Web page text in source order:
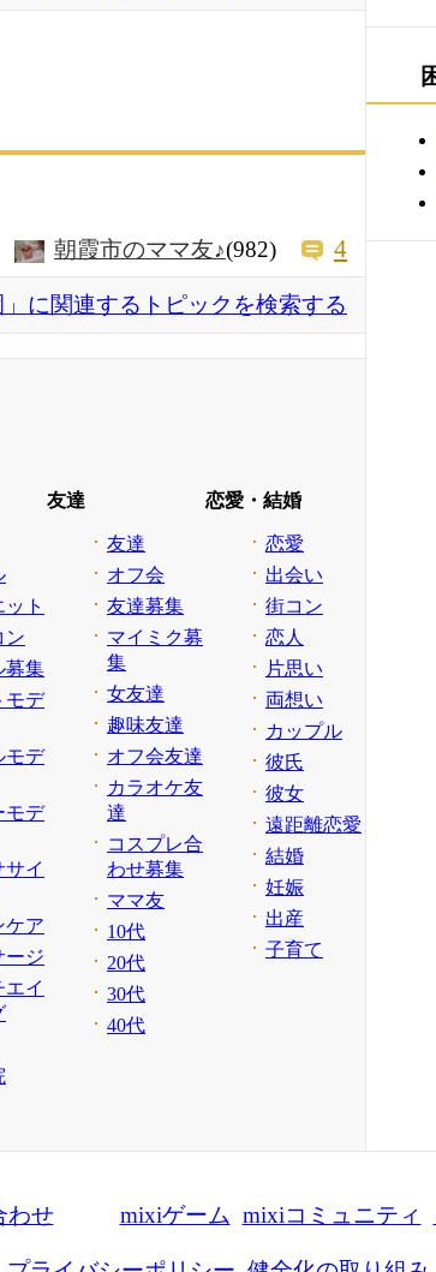
朝霞市のママ友♪(982) 4
」に関連するトピックを検索する
ット
ン
募集
モデ
モデ
モデ
サイ
ケア
ージ
エイ
友達
友達
オフ会
友達募集
マイミク募
集
女友達
趣味友達
オフ会友達
カラオケ友
達
コスプレ合
わせ募集
ママ友
10代
20代
30代
40代
恋愛・結婚
恋愛
出会い
街コン
恋人
片思い
両想い
カップル
彼氏
彼女
遠距離恋愛
結婚
妊娠
出産
子育て
わせ mixiゲーム mixiコミュニティ